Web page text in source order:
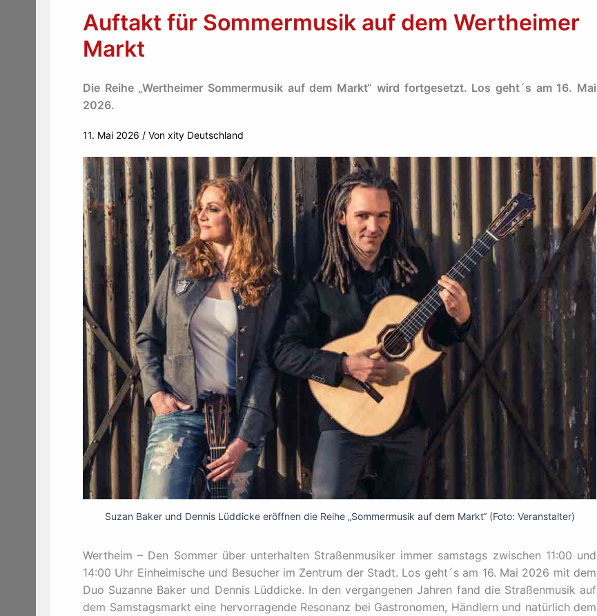
Auftakt für Sommermusik auf dem Wertheimer
Markt
Die Reihe „Wertheimer Sommermusik auf dem Markt“ wird fortgesetzt. Los geht´s am 16. Mai
2026.
11. Mai 2026 / Von xity Deutschland
Suzan Baker und Dennis Lüddicke eröffnen die Reihe „Sommermusik auf dem Markt“ (Foto: Veranstalter)
Wertheim – Den Sommer über unterhalten Straßenmusiker immer samstags zwischen 11:00 und
14:00 Uhr Einheimische und Besucher im Zentrum der Stadt. Los geht´s am 16. Mai 2026 mit dem
Duo Suzanne Baker und Dennis Lüddicke. In den vergangenen Jahren fand die Straßenmusik auf
dem Samstagsmarkt eine hervorragende Resonanz bei Gastronomen, Händlern und natürlich dem